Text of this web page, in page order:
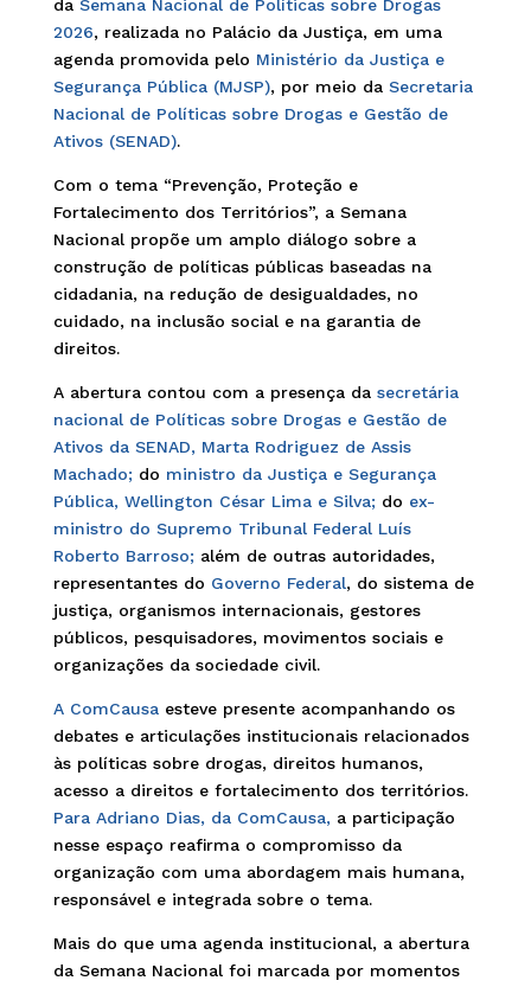
da Semana Nacional de Políticas sobre Drogas
2026, realizada no Palácio da Justiça, em uma
agenda promovida pelo Ministério da Justiça e
Segurança Pública (MJSP), por meio da Secretaria
Nacional de Políticas sobre Drogas e Gestão de
Ativos (SENAD).
Com o tema “Prevenção, Proteção e
Fortalecimento dos Territórios”, a Semana
Nacional propõe um amplo diálogo sobre a
construção de políticas públicas baseadas na
cidadania, na redução de desigualdades, no
cuidado, na inclusão social e na garantia de
direitos.
A abertura contou com a presença da secretária
nacional de Políticas sobre Drogas e Gestão de
Ativos da SENAD, Marta Rodriguez de Assis
Machado; do ministro da Justiça e Segurança
Pública, Wellington César Lima e Silva; do ex-
ministro do Supremo Tribunal Federal Luís
Roberto Barroso; além de outras autoridades,
representantes do Governo Federal, do sistema de
justiça, organismos internacionais, gestores
públicos, pesquisadores, movimentos sociais e
organizações da sociedade civil.
A ComCausaesteve presente acompanhando os
debates e articulações institucionais relacionados
às políticas sobre drogas, direitos humanos,
acesso a direitos e fortalecimento dos territórios.
Para Adriano Dias, da ComCausa, a participação
nesse espaço reafirma o compromisso da
organização com uma abordagem mais humana,
responsável e integrada sobre o tema.
Mais do que uma agenda institucional, a abertura
da Semana Nacional foi marcada por momentos